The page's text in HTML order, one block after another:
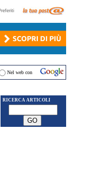
Nel web con
RICERCA ARTICOLI